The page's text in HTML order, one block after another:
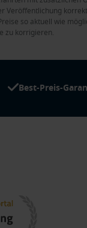
Veröffentlichung
so aktuell wie
zu korrigieren.
Best-Preis-